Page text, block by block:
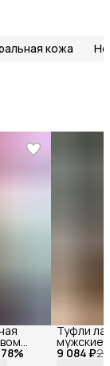
кожа
78%
, 9 084 ₽
Туфли
мужские